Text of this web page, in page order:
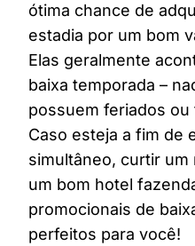
ótima chance de
estadia por um bom
Elas geralmente
baixa temporada –
possuem feriados ou
Caso esteja a fim de
simultâneo, curtir
um bom hotel
promocionais de
perfeitos para você!